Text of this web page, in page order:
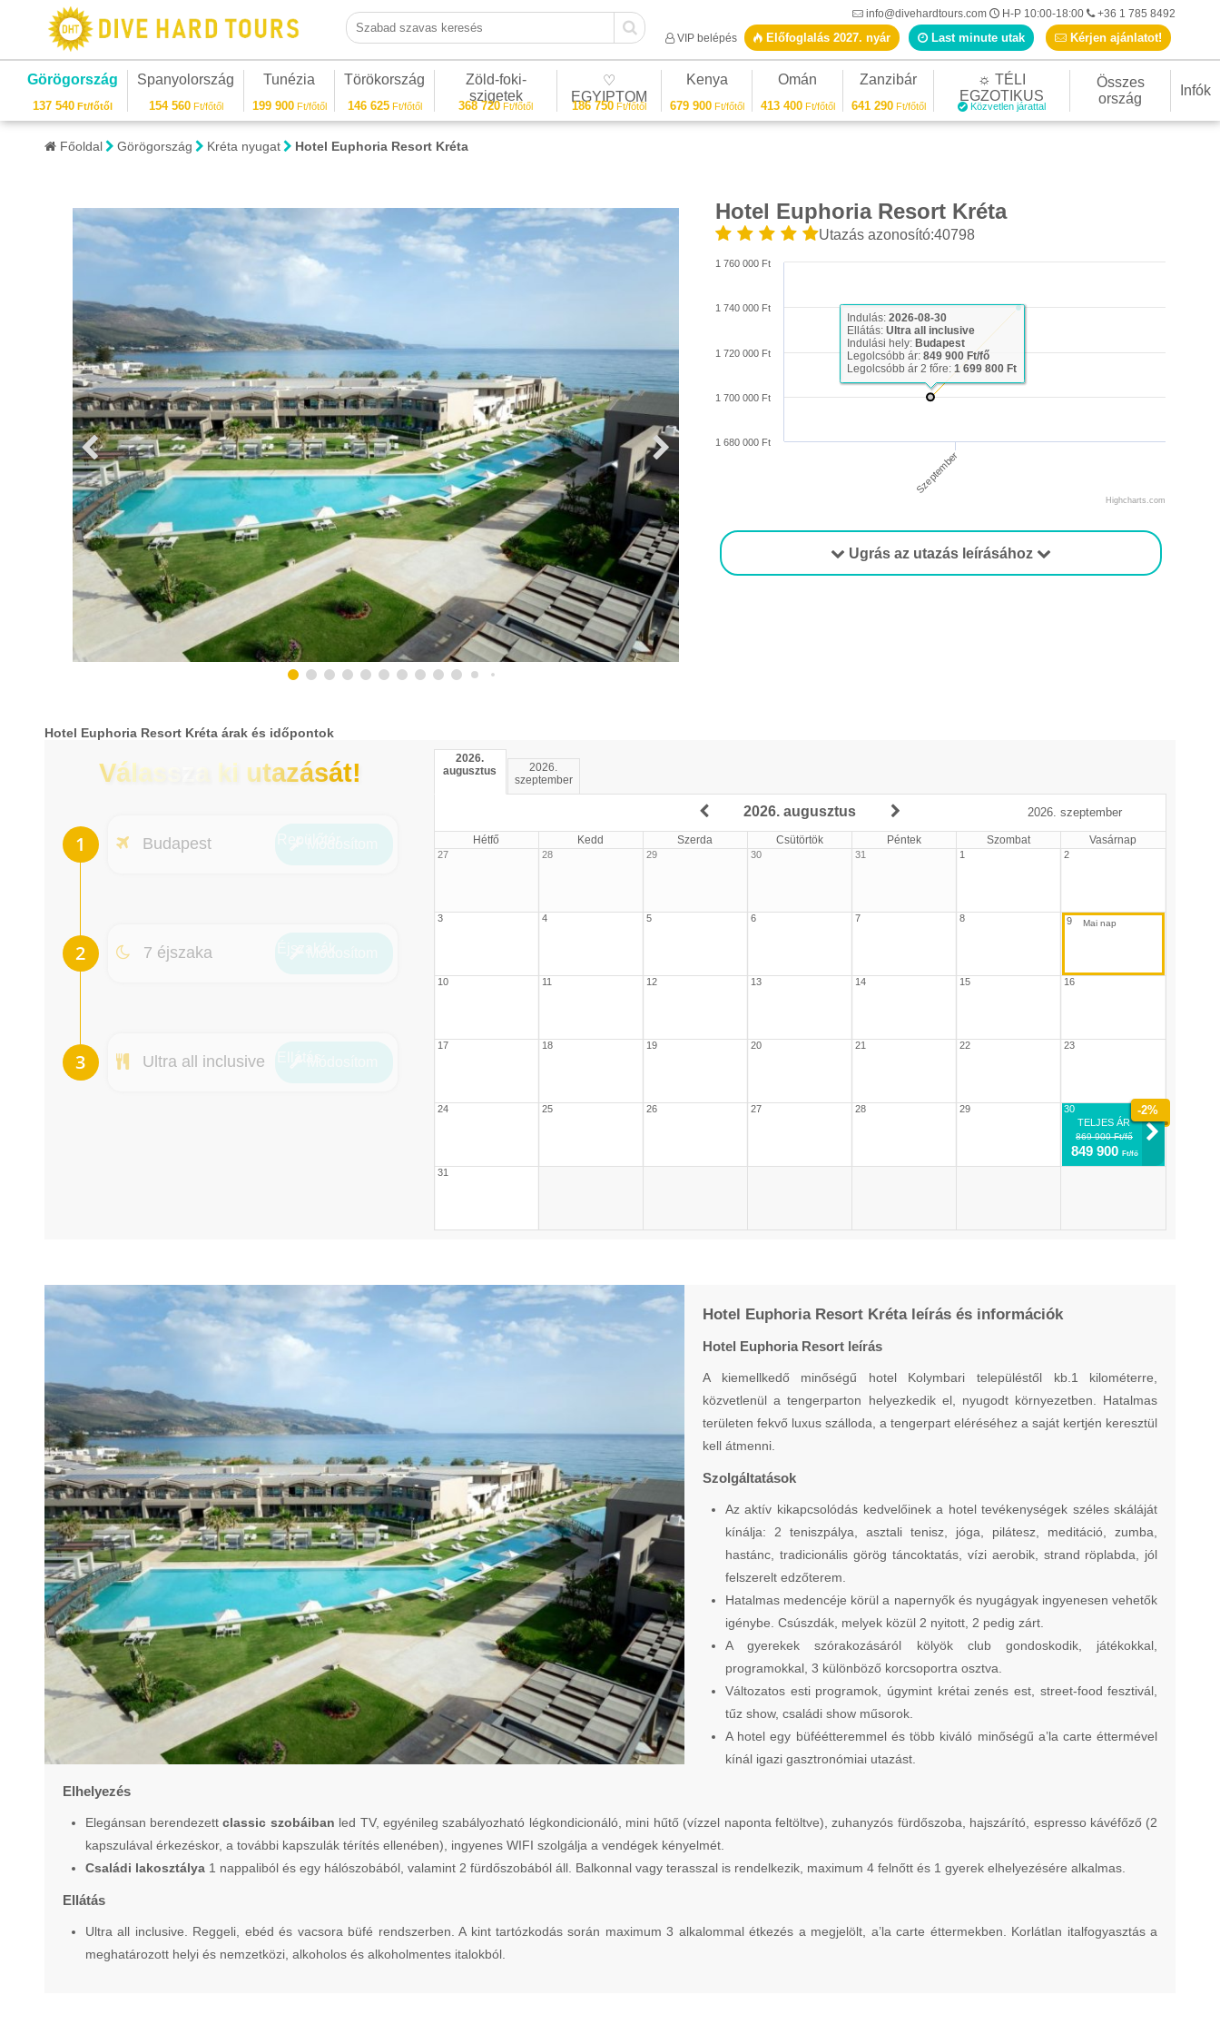
Szabad szavas keresés
info@divehardtours.com H-P 10:00-18:00
+36 1 785 8492
VIP belépés
Előfoglalás 2027. nyár Last minute utak Kérjen ajánlatot!
Görögország
137 540 Ft/főtől
Spanyolország
154 560Ft/főtől
Tunézia
199 900Ft/főtől
Törökország
146 625Ft/főtől
Zöld-foki-
szigetek
368 720 Ft/főtől
♡
EGYIPTOM
186 750 Ft/főtől
Kenya
679 900Ft/főtől
Omán
413 400Ft/főtől
Zanzibár
641 290Ft/főtől
☼ TÉLI
EGZOTIKUS
Közvetlen járattal
Összes
ország
Infók
Főoldal Görögország Kréta nyugat Hotel Euphoria Resort Kréta
Hotel Euphoria Resort Kréta
Utazás azonosító:40798
Szeptember
1 700 000 Ft
1 720 000 Ft
1 740 000 Ft
1 680 000 Ft
1 760 000 Ft
Highcharts.com
Indulás:2026-08-30
Ellátás:Ultra all inclusive
Indulási hely: Budapest
Legolcsóbb ár:849 900 Ft/fő
Legolcsóbb ár 2 főre:1 699 800 Ft
Ugrás az utazás leírásához
Hotel Euphoria Resort Kréta árak és időpontok
Válassza ki utazását!
Budapest
7 éjszaka
Ultra all inclusive
2026.
augusztus
2026.
szeptember
2026. augusztus 2026. szeptember
Hétfő Kedd Szerda Csütörtök Péntek Szombat Vasárnap
27 28 29 30 31 1 2
3 4 5 6 7 8 9
10 11 12 13 14 15 16
17 18 19 20 21 22 23
24 25 26 27 28 29
30
TELJES ÁR
869 900 Ft/fő
849 900 Ft/fő
-2%
31
Hotel Euphoria Resort Kréta leírás és információk
Hotel Euphoria Resort leírás
A kiemellkedő minőségű hotel Kolymbari településtől kb.1 kilométerre,
közvetlenül a tengerparton helyezkedik el, nyugodt környezetben. Hatalmas
területen fekvő luxus szálloda, a tengerpart eléréséhez a saját kertjén keresztül
kell átmenni.
Szolgáltatások
Az aktív kikapcsolódás kedvelőinek a hotel tevékenységek széles skáláját
kínálja: 2 teniszpálya, asztali tenisz, jóga, pilátesz, meditáció, zumba,
hastánc, tradicionális görög táncoktatás, vízi aerobik, strand röplabda, jól
felszerelt edzőterem.
Hatalmas medencéje körül a napernyők és nyugágyak ingyenesen vehetők
igénybe. Csúszdák, melyek közül 2 nyitott, 2 pedig zárt.
A gyerekek szórakozásáról kölyök club gondoskodik, játékokkal,
programokkal, 3 különböző korcsoportra osztva.
Változatos esti programok, úgymint krétai zenés est, street-food fesztivál,
tűz show, családi show műsorok.
A hotel egy büféétteremmel és több kiváló minőségű a’la carte éttermével
kínál igazi gasztronómiai utazást.
Elhelyezés
Elegánsan berendezettclassic szobáiban led TV, egyénileg szabályozható légkondicionáló, mini hűtő (vízzel naponta feltöltve), zuhanyzós fürdőszoba, hajszárító, espresso kávéfőző (2
kapszulával érkezéskor, a további kapszulák térítés ellenében), ingyenes WIFI szolgálja a vendégek kényelmét.
Családi lakosztálya1 nappaliból és egy hálószobából, valamint 2 fürdőszobából áll. Balkonnal vagy terasszal is rendelkezik, maximum 4 felnőtt és 1 gyerek elhelyezésére alkalmas.
Ellátás
Ultra all inclusive. Reggeli, ebéd és vacsora büfé rendszerben. A kint tartózkodás során maximum 3 alkalommal étkezés a megjelölt, a’la carte éttermekben. Korlátlan italfogyasztás a
meghatározott helyi és nemzetközi, alkoholos és alkoholmentes italokból.